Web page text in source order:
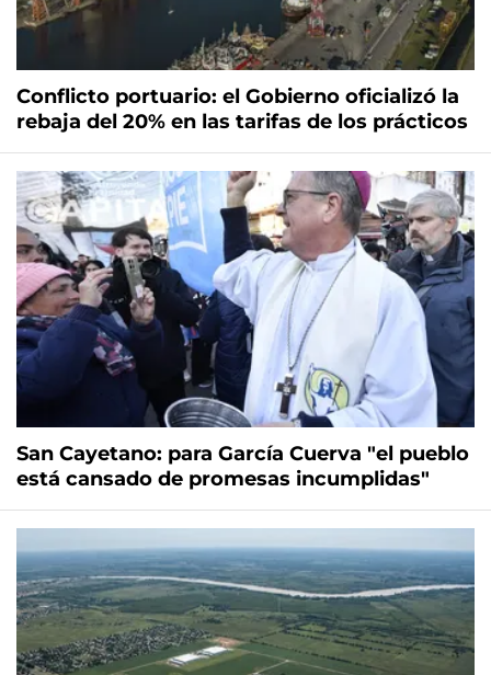
Conflicto portuario: el Gobierno oficializó la
rebaja del 20% en las tarifas de los prácticos
San Cayetano: para García Cuerva "el pueblo
está cansado de promesas incumplidas"